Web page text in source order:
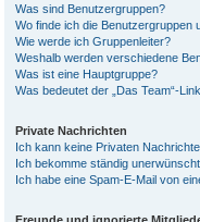
Was sind Benutzergruppen?
Wo finde ich die Benutzergruppen
Wie werde ich Gruppenleiter?
Weshalb werden verschiedene
Was ist eine Hauptgruppe?
Was bedeutet der „Das Team“-
Private Nachrichten
Ich kann keine Privaten
Ich bekomme ständig
Ich habe eine Spam-E-Mail von